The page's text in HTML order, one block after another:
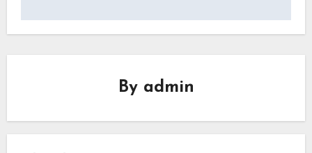
By admin